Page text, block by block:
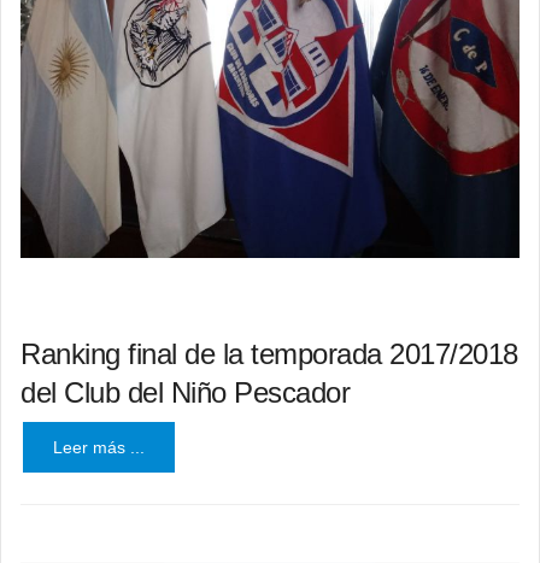
Ranking final de la temporada 2017/2018
del Club del Niño Pescador
Leer más ...